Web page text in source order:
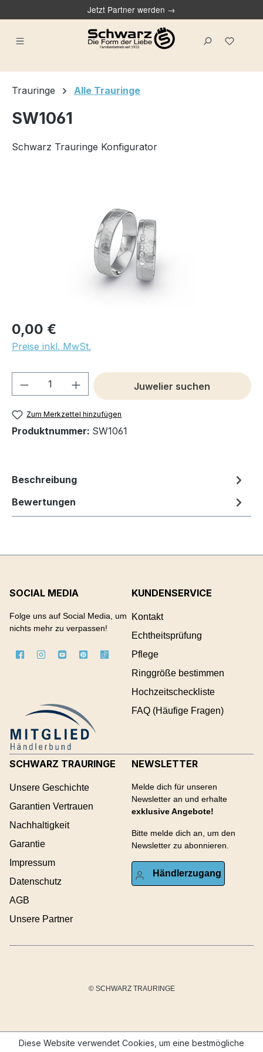
Jetzt Partner werden →
Trauringe Alle Trauringe
SW1061
Schwarz Trauringe Konfigurator
0,00 €
Preise inkl. MwSt.
Produkt Anzahl: Gib denJuwelier suchen
Zum Merkzettel hinzufügen
Produktnummer: SW1061
Beschreibung
Bewertungen
SOCIAL MEDIA
Folge uns auf Social Media, um
nichts mehr zu verpassen!
KUNDENSERVICE
Kontakt
Echtheitsprüfung
Pflege
Ringgröße bestimmen
Hochzeitscheckliste
FAQ (Häufige Fragen)
SCHWARZ TRAURINGE
Unsere Geschichte
Garantien Vertrauen
Nachhaltigkeit
Garantie
Impressum
Datenschutz
AGB
Unsere Partner
NEWSLETTER
Melde dich für unseren
Newsletter an und erhalte
exklusive Angebote!
Bitte melde dich an, um den
Newsletter zu abonnieren.
Händlerzugang
© SCHWARZ TRAURINGE
Diese Website verwendet Cookies, um eine bestmögliche